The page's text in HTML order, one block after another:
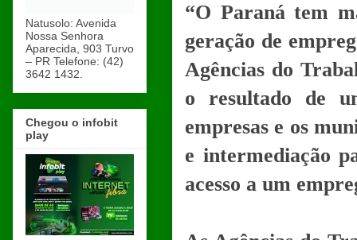
“O Paraná tem
geração de
Agências do
o resultado de
empresas e os
e intermediação
acesso a um
Natusolo: Avenida
Nossa Senhora
Aparecida, 903 Turvo
– PR Telefone: (42)
3642 1432.
Chegou o infobit
play